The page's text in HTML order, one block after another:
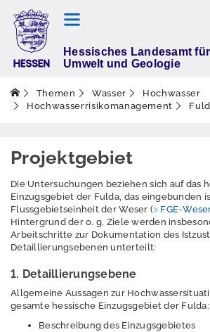
T
e
m
Altlasten
Boden
Dürre
Elektromagnetisch
e Felder / Licht
Hessisches Landesamt
Umwelt und Geologie
Themen Wasser
Hochwasser
Hochwasserrisikomanagement
Projektgebiet
Die Untersuchungen beziehen sich auf das
Einzugsgebiet der Fulda, das eingebunden
Flussgebietseinheit der Weser (
FGE-
Hintergrund der o. g. Ziele werden
Arbeitschritte zur Dokumentation des
Detaillierungsebenen unterteilt:
1. Detaillierungsebene
Allgemeine Aussagen zur
gesamte hessische Einzugsgebiet der Fulda:
Beschreibung des Einzugsgebietes